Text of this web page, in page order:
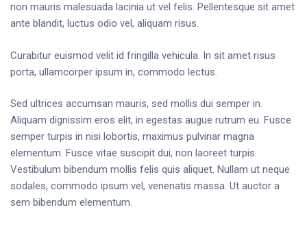
non mauris malesuada lacinia ut vel felis. Pellentesque sit amet
ante blandit, luctus odio vel, aliquam risus.
Curabitur euismod velit id fringilla vehicula. In sit amet risus
porta, ullamcorper ipsum in, commodo lectus.
Sed ultrices accumsan mauris, sed mollis dui semper in.
Aliquam dignissim eros elit, in egestas augue rutrum eu. Fusce
semper turpis in nisi lobortis, maximus pulvinar magna
elementum. Fusce vitae suscipit dui, non laoreet turpis.
Vestibulum bibendum mollis felis quis aliquet. Nullam ut neque
sodales, commodo ipsum vel, venenatis massa. Ut auctor a
sem bibendum elementum.